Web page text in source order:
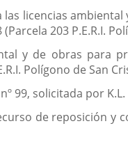
licencias
203 P.E.R.I.
y de obras para
Polígono de San
99, solicitada por K.L.
de reposición